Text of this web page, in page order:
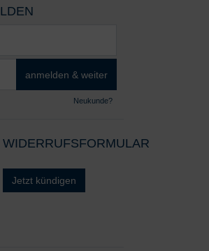
anmelden & weiter
Neukunde?
WIDERRUFSFORMULAR
Jetzt kündigen